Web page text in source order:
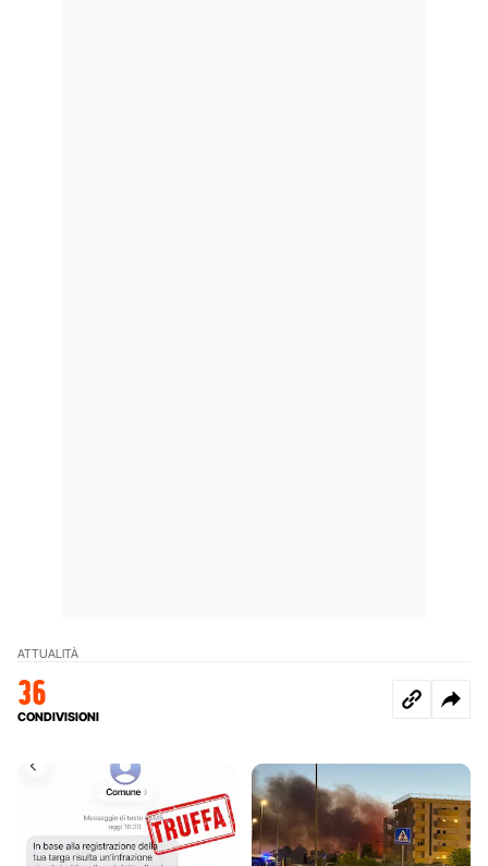
ATTUALITÀ
36
CONDIVISIONI